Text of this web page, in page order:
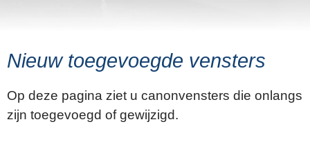
Nieuw toegevoegde vensters
Op deze pagina ziet u canonvensters die onlangs
zijn toegevoegd of gewijzigd.